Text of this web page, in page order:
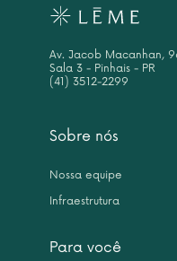
Sobre nós
Nossa equipe
Infraestrutura
Para você
Av. Jacob Macanhan,
Sala 3 - Pinhais - PR
(41) 3512-2299